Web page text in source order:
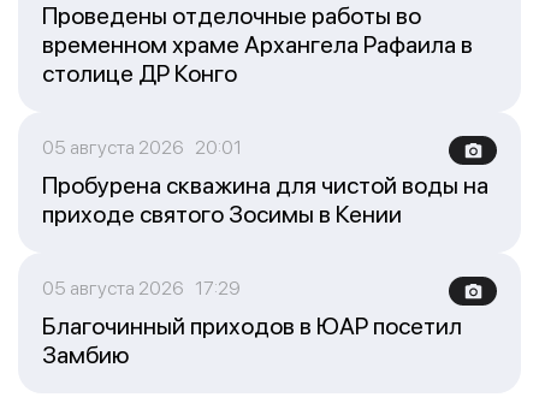
Проведены отделочные работы во
временном храме Архангела Рафаила в
столице ДР Конго
05 августа 2026 20:01
Пробурена скважина для чистой воды на
приходе святого Зосимы в Кении
05 августа 2026 17:29
Благочинный приходов в ЮАР посетил
Замбию